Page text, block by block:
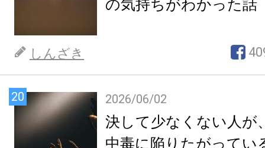
の気持ちがわかった話
しんざき
20 2026/06/02
決して少なくない人が
中毒に陥りたがってい